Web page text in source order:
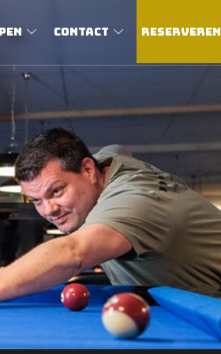
Contact RESERVEREN